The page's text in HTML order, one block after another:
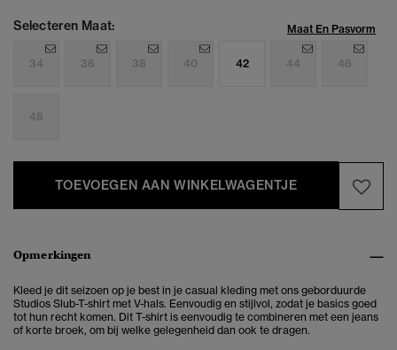
Selecteren Maat: Maat En Pasvorm
34 36 38 40 42 44 46
48
TOEVOEGEN AAN WINKELWAGENTJE
Opmerkingen
Kleed je dit seizoen op je best in je casual kleding met ons geborduurde
Studios Slub-T-shirt met V-hals. Eenvoudig en stijlvol, zodat je basics goed
tot hun recht komen. Dit T-shirt is eenvoudig te combineren met een jeans
of korte broek, om bij welke gelegenheid dan ook te dragen.